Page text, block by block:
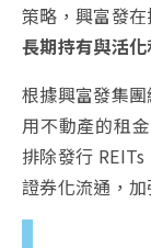
策略，興富發在
長期持有與活
根據興富發集
用不動產的租
排除發行
證券化流通，